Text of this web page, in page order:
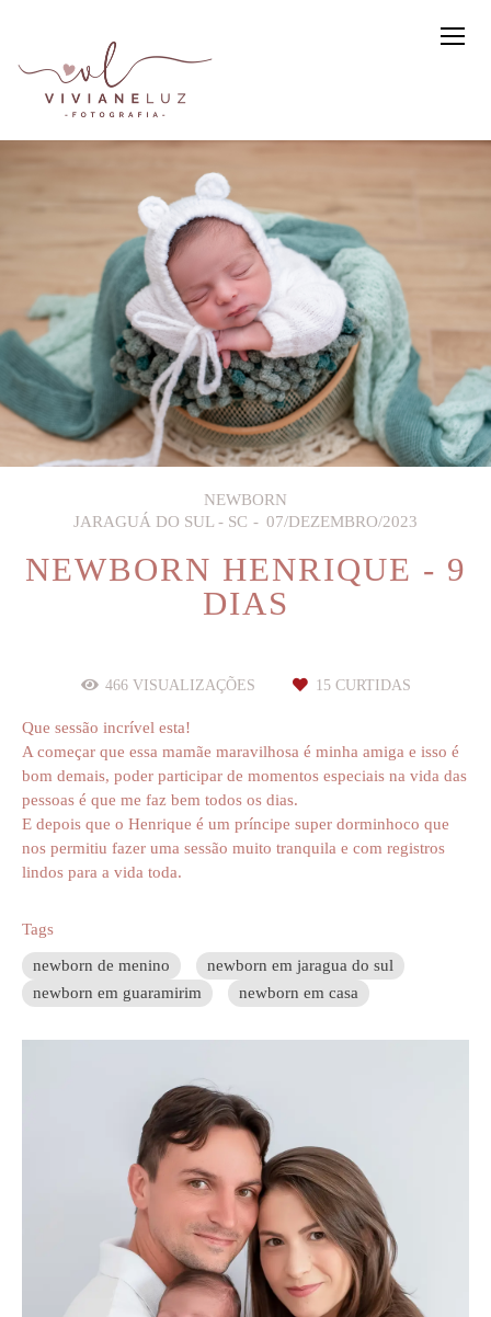
NEWBORN
JARAGUÁ DO SUL - SC
07/DEZEMBRO/2023
NEWBORN HENRIQUE - 9
DIAS
466VISUALIZAÇÕES 15CURTIDAS
Que sessão incrível esta!
A começar que essa mamãe maravilhosa é minha amiga e isso é
bom demais, poder participar de momentos especiais na vida das
pessoas é que me faz bem todos os dias.
E depois que o Henrique é um príncipe super dorminhoco que
nos permitiu fazer uma sessão muito tranquila e com registros
lindos para a vida toda.
Tags
newborn de menino
newborn em jaragua do sul
newborn em guaramirim
newborn em casa